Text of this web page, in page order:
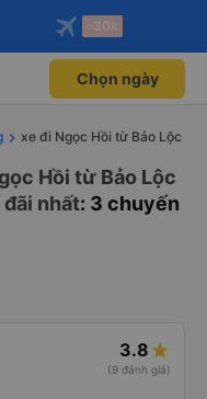
Mở app
bay qua
Mở app
-30k
Chọn ngày
xe đi Ngọc Hồi từ Bảo Lộc
Hồi từ Bảo Lộc
nhất: 3 chuyến
3.8
(9 đánh giá)